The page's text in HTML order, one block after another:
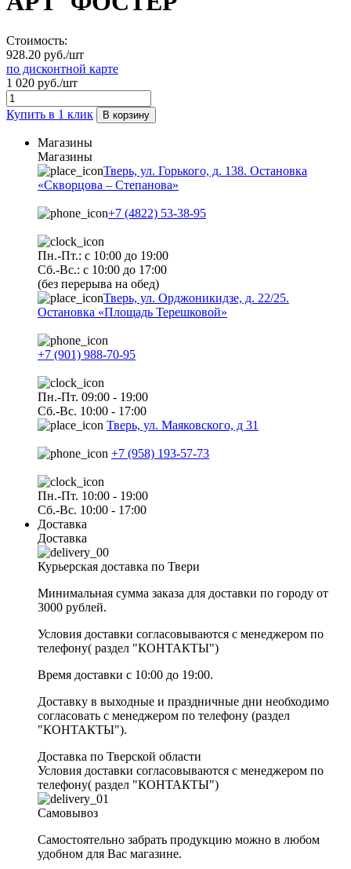
Стоимость:
928.20 руб./шт
по дисконтной карте
1 020 руб./шт
Купить в 1 клик В корзину
Магазины
Магазины
Тверь, ул. Горького, д. 138. Остановка
«Скворцова – Степанова»
+7 (4822) 53-38-95
Пн.-Пт.: с 10:00 до 19:00
Сб.-Вс.: с 10:00 до 17:00
(без перерыва на обед)
Тверь, ул. Орджоникидзе, д. 22/25.
Остановка «Площадь Терешковой»
+7 (901) 988-70-95
Пн.-Пт. 09:00 - 19:00
Сб.-Вс. 10:00 - 17:00
Тверь, ул. Маяковского, д 31
+7 (958) 193-57-73
Пн.-Пт. 10:00 - 19:00
Сб.-Вс. 10:00 - 17:00
Доставка
Доставка
Курьерская доставка по Твери
Минимальная сумма заказа для доставки по городу от
3000 рублей.
Условия доставки согласовываются с менеджером по
телефону( раздел "КОНТАКТЫ")
Время доставки с 10:00 до 19:00.
Доставку в выходные и праздничные дни необходимо
согласовать с менеджером по телефону (раздел
"КОНТАКТЫ").
Доставка по Тверской области
Условия доставки согласовываются с менеджером по
телефону( раздел "КОНТАКТЫ")
Самовывоз
Самостоятельно забрать продукцию можно в любом
удобном для Вас магазине.